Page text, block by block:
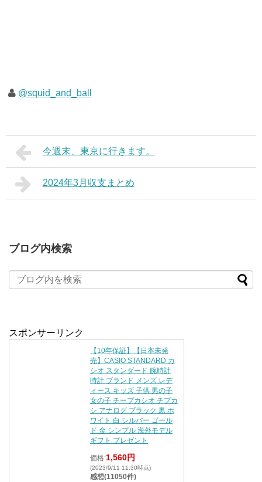
@squid_and_ball
今週末、東京に行きます。
2024年3月収支まとめ
ブログ内検索
スポンサーリンク
【10年保証】【日本未発
売】CASIO STANDARD カ
シオ スタンダード 腕時計
時計 ブランド メンズ レデ
ィース キッズ 子供 男の子
女の子 チープカシオ チプカ
シ アナログ ブラック 黒 ホ
ワイト 白 シルバー ゴール
ド 金 シンプル 海外モデル
ギフト プレゼント
価格:1,560円
(2023/9/11 11:30時点)
感想(11050件)